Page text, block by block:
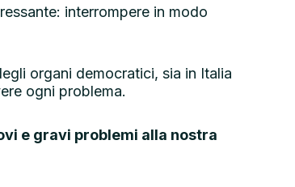
interrompere in modo
organi democratici, sia in Italia
ogni problema.
e gravi problemi alla nostra